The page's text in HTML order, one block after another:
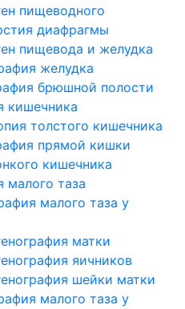
пищеводного
диафрагмы
пищевода и желудка
желудка
брюшной полости
кишечника
толстого кишечника
прямой кишки
кишечника
малого таза
малого таза у
матки
яичников
шейки матки
малого таза у